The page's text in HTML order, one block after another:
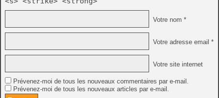
Votre nom *
Votre adresse email *
Votre site internet
Prévenez-moi de tous les nouveaux commentaires par e-mail.
Prévenez-moi de tous les nouveaux articles par e-mail.